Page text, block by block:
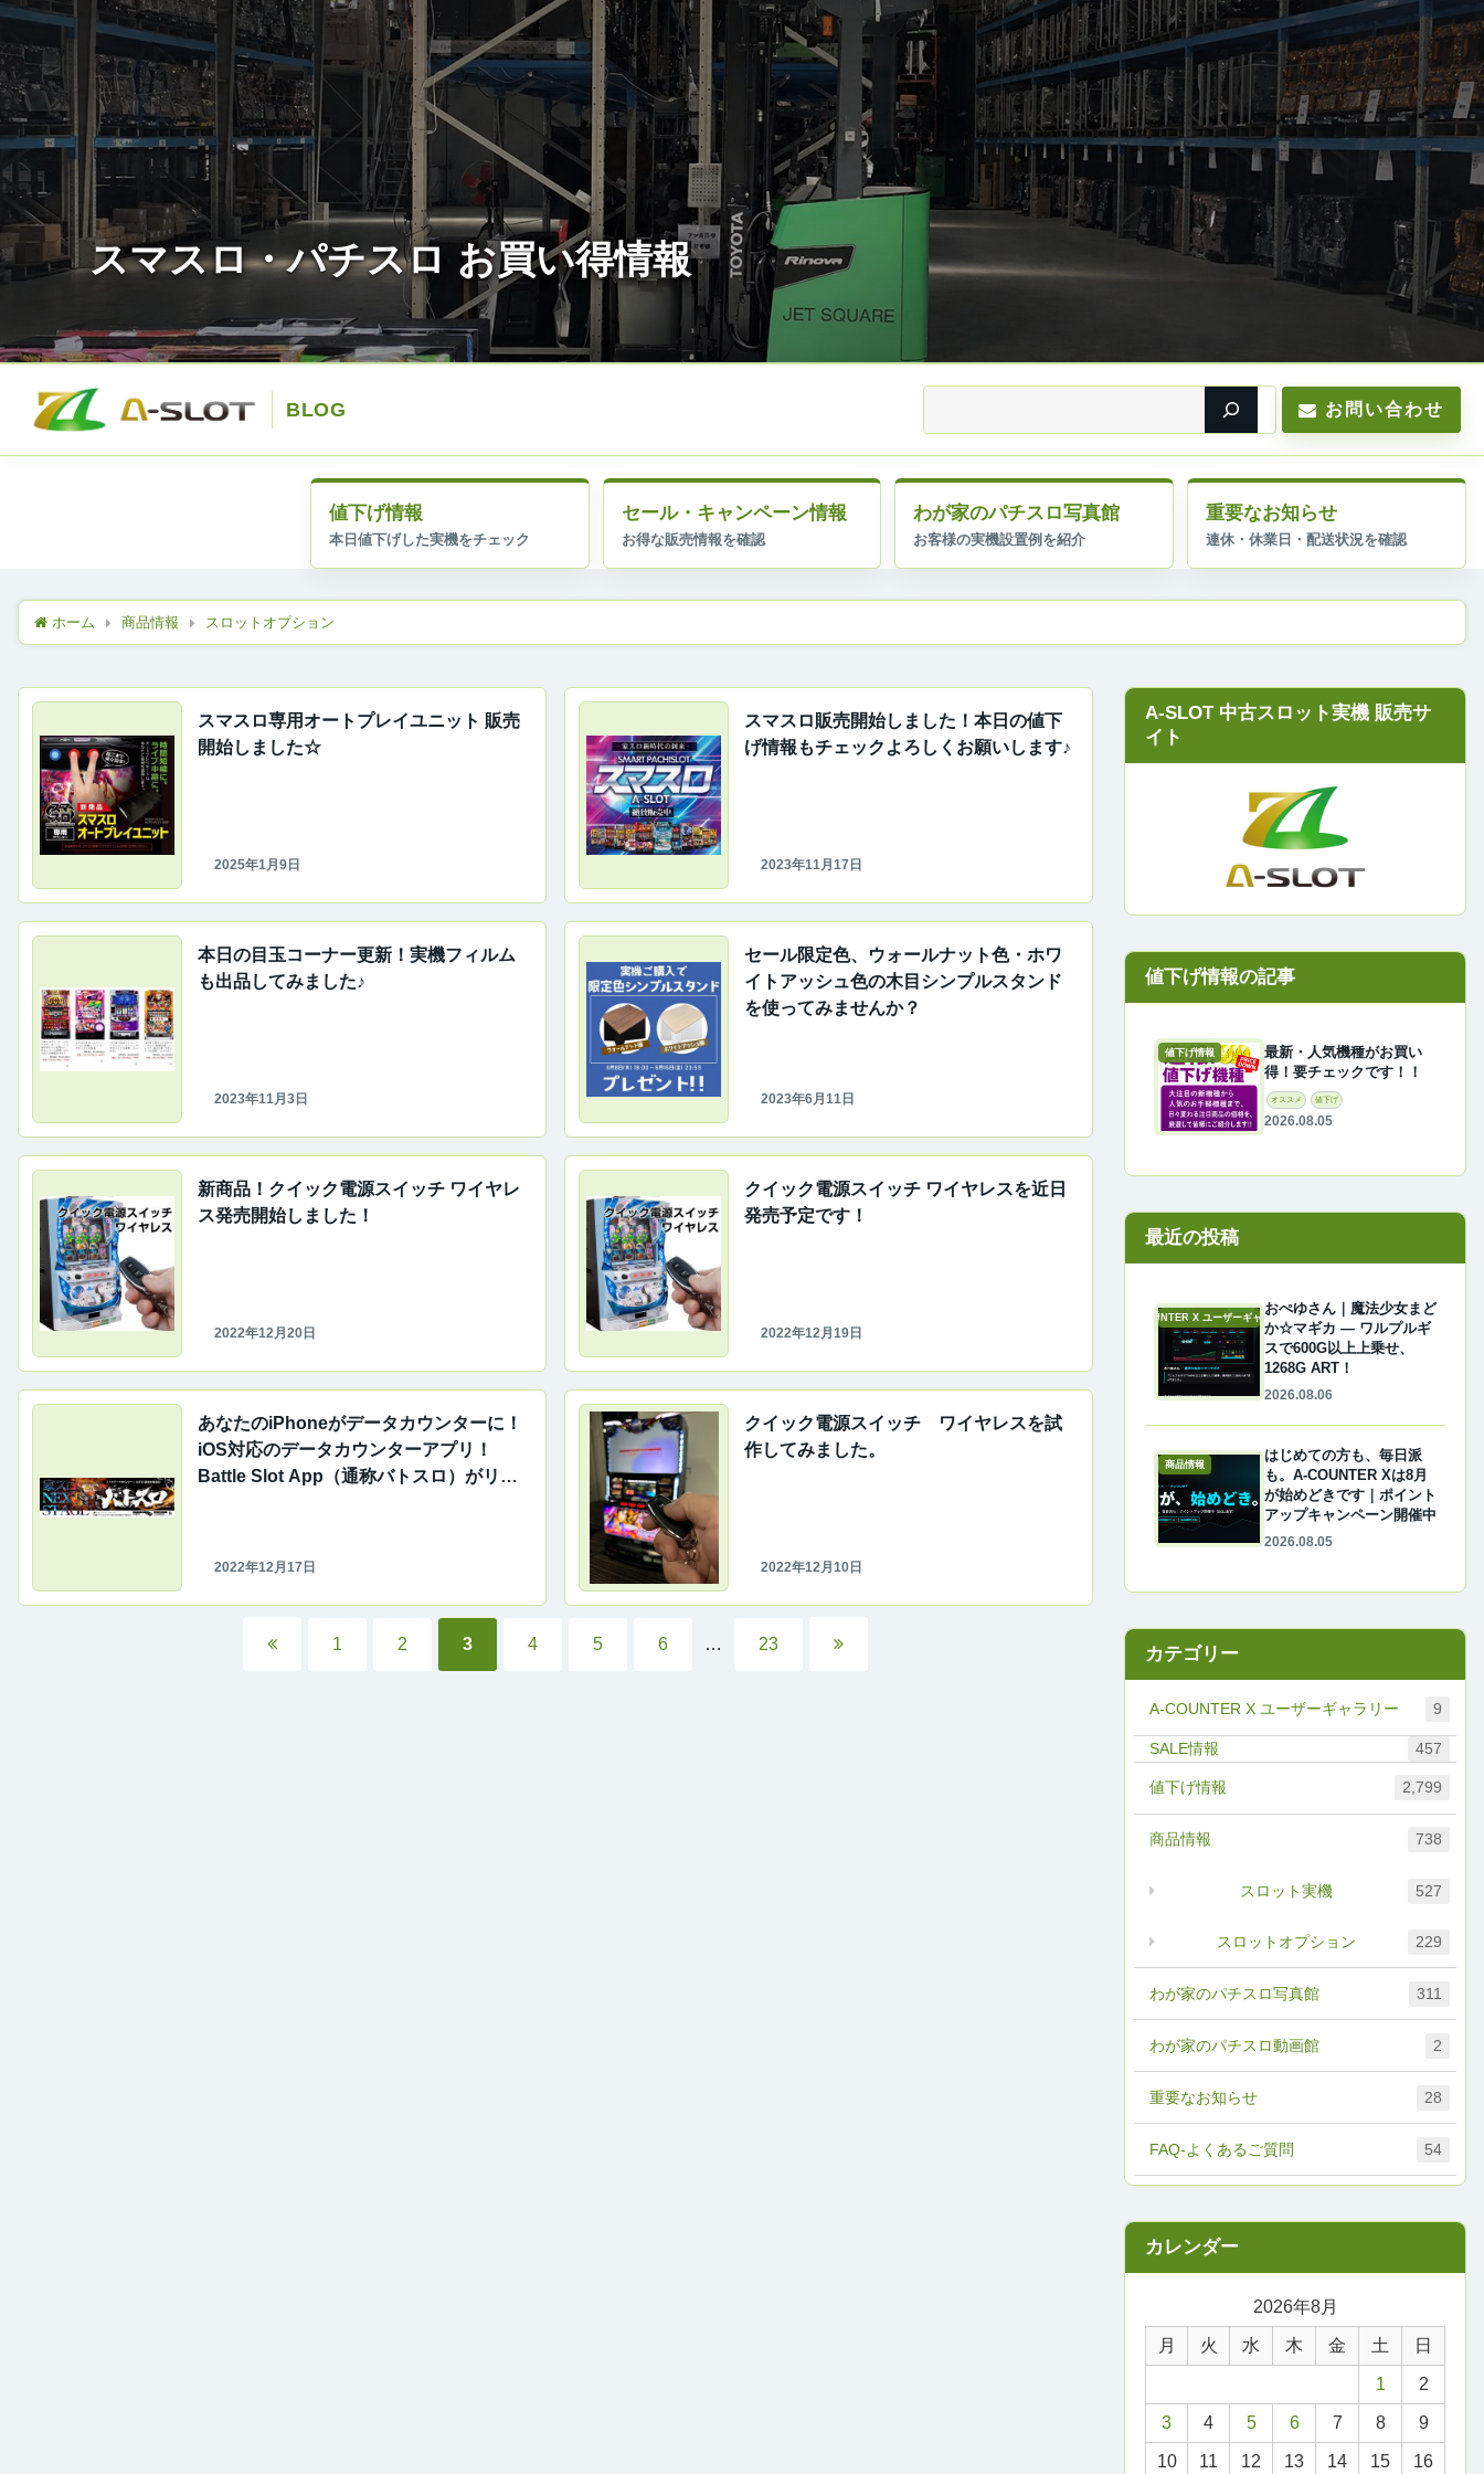
お問い合わせ
値下げ情報 セール・キャンペーン情報 わが家のパチスロ写真館 重要なお知らせ
ホーム 商品情報 スロットオプション
スマスロ専用オートプレイユニット 販売
開始しました☆
2025年1月9日
スマスロ販売開始しました！本日の値下
げ情報もチェックよろしくお願いします♪
2023年11月17日
本日の目玉コーナー更新！実機フィルム
も出品してみました♪
2023年11月3日
セール限定色、ウォールナット色・ホワ
イトアッシュ色の木目シンプルスタンド
を使ってみませんか？
2023年6月11日
新商品！クイック電源スイッチ ワイヤレ
ス発売開始しました！
2022年12月20日
クイック電源スイッチ ワイヤレスを近日
発売予定です！
2022年12月19日
あなたのiPhoneがデータカウンターに！
iOS対応のデータカウンターアプリ！
Battle Slot App（通称バトスロ）がリリ
2022年12月17日
クイック電源スイッチ ワイヤレスを試
作してみました。
2022年12月10日
1 2 3 4 5 6 … 23
A-SLOT 中古スロット実機 販売サ
イト
値下げ情報
最新・人気機種がお買い
得！要チェックです！！
オススメ 値下げ
2026.08.05
最近の投稿
A-COUNTER X ユーザーギャラリー
おぺゆさん｜魔法少女まど
か☆マギカ ― ワルプルギ
スで600G以上上乗せ、
1268G ART！
2026.08.06
商品情報
はじめての方も、毎日派
も。A-COUNTER Xは8月
が始めどきです｜ポイント
アップキャンペーン開催中
2026.08.05
カテゴリー
A-COUNTER X ユーザーギャラリー 9
FAQ-よくあるご質問 54
457
わが家のパチスロ写真館 311
わが家のパチスロ動画館 2
値下げ情報 2,799
商品情報 738
スロットオプション 229
スロット実機 527
重要なお知らせ 28
2026年8月
月 火 水 木 金 土 日
1 2
3 4 5 6 7 8 9
10 11 12 13 14 15 16